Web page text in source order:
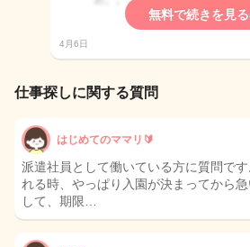
無料で続きを見
4月6日
仕事探しに関する質問
はじめてのママリ🔰
派遣社員として働いている方に質問で
れる時、やっぱり入園が決まってから
して、期限…